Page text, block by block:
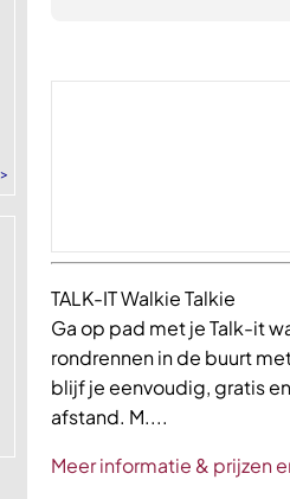
TALK-IT Walkie Talkie
Ga op pad met je Talk-it
rondrennen in de buurt
blijf je eenvoudig, gratis
afstand. M....
Meer informatie & prijzen